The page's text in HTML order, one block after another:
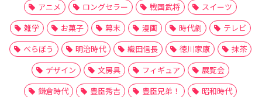
アニメ
ロングセラー 戦国武将
スイーツ
雑学
お菓子 幕末 漫画 時代劇
テレビ
べらぼう
明治時代 織田信長 徳川家康
抹茶
デザイン
文房具 フィギュア
展覧会
鎌倉時代
豊臣秀吉 豊臣兄弟！
昭和時代